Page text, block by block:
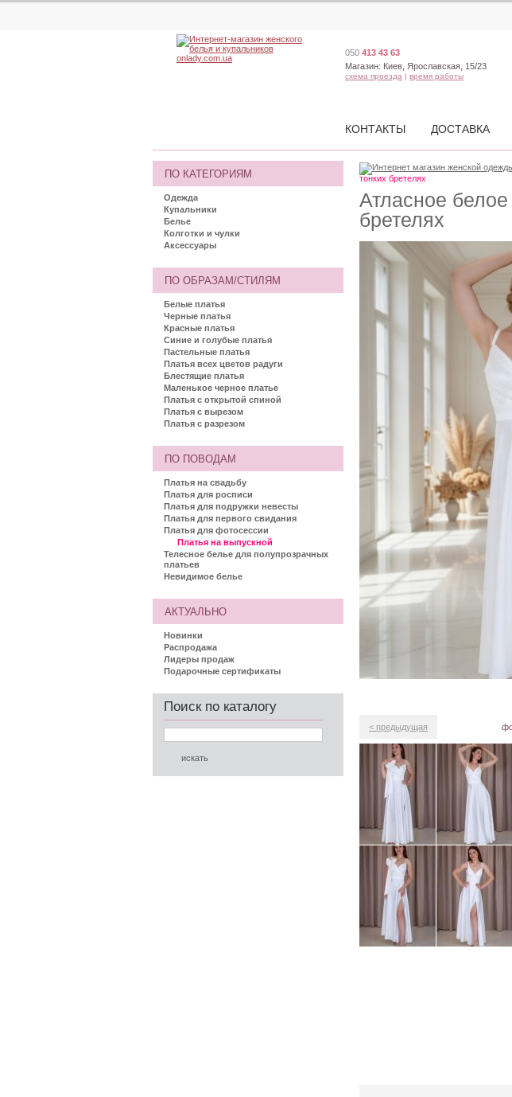
Атласное
бретелях
< предыдущая
тонких бретелях
ПО КАТЕГОРИЯМ
Одежда
Купальники
Белье
Колготки и чулки
Аксессуары
ПО ОБРАЗАМ/СТИЛЯМ
Белые платья
Черные платья
Красные платья
Синие и голубые платья
Пастельные платья
Платья всех цветов радуги
Блестящие платья
Маленькое черное платье
Платья с открытой спиной
Платья с вырезом
Платья с разрезом
ПО ПОВОДАМ
Платья на свадьбу
Платья для росписи
Платья для подружки невесты
Платья для первого свидания
Платья для фотосессии
Платья на выпускной
Телесное белье для полупрозрачных
платьев
Невидимое белье
АКТУАЛЬНО
Новинки
Распродажа
Лидеры продаж
Подарочные сертификаты
Поиск по каталогу
050 413 43 63
Магазин: Киев, Ярославская, 15/23
схема проезда | время работы
КОНТАКТЫ ДОСТАВКА